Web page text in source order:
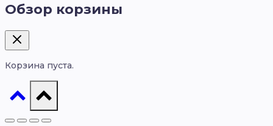
Обзор корзины
Корзина пуста.